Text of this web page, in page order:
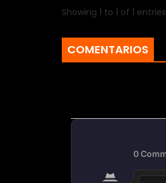
Showing 1 to 1 of 1 entries
COMENTARIOS